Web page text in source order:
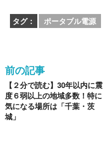
c
e
o
k
tt
er
タグ： ポータブル電源
前の記事
【２分で読む】30年以内に震
度６弱以上の地域多数！特に
気になる場所は「千葉・茨
城」